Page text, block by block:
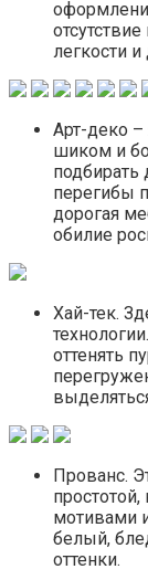
легкости
Арт-деко –
шиком и
подбирать
перегибы
дорогая
обилие
Хай-тек.
оттенять
Прованс.
мотивами
белый,
оттенки.